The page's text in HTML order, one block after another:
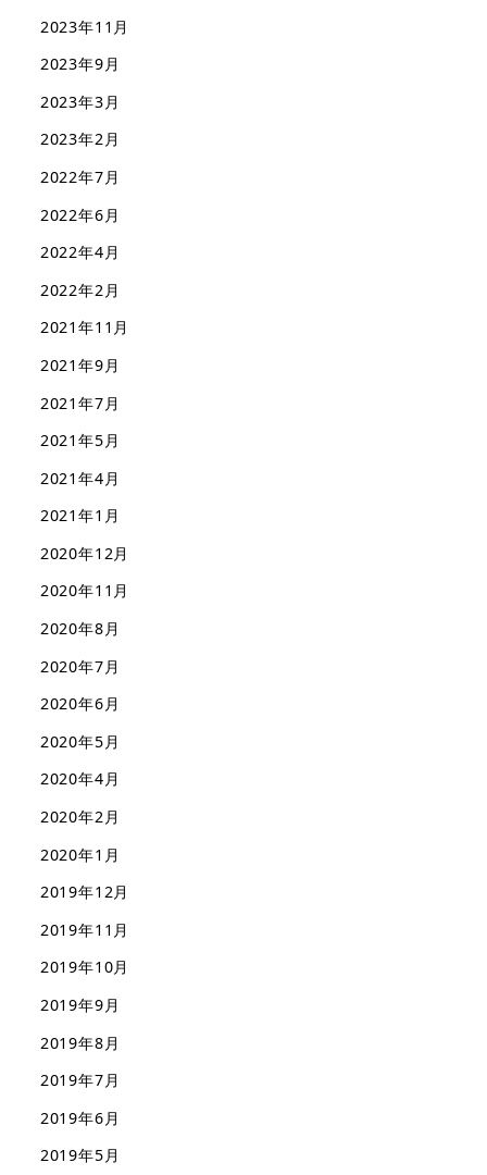
2023年11月
2023年9月
2023年3月
2023年2月
2022年7月
2022年6月
2022年4月
2022年2月
2021年11月
2021年9月
2021年7月
2021年5月
2021年4月
2021年1月
2020年12月
2020年11月
2020年8月
2020年7月
2020年6月
2020年5月
2020年4月
2020年2月
2020年1月
2019年12月
2019年11月
2019年10月
2019年9月
2019年8月
2019年7月
2019年6月
2019年5月